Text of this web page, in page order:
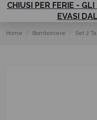
CHIUSI PER FERIE -
EVASI
Home Bomboniere Set 2